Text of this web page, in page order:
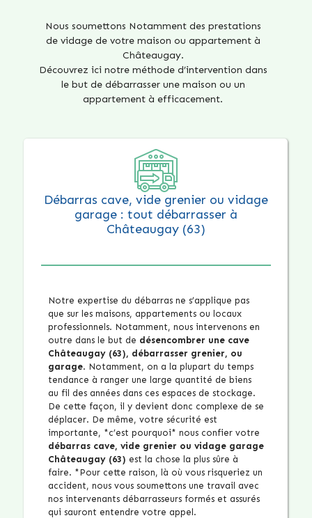
Nous soumettons Notamment des prestations
de vidage de votre maison ou appartement à
Châteaugay.
Découvrez ici notre méthode d’intervention dans
le but de débarrasser une maison ou un
appartement à efficacement.
Débarras cave, vide grenier ou vidage
garage : tout débarrasser à
Châteaugay (63)
Notre expertise du débarras ne s’applique pas
que sur les maisons, appartements ou locaux
professionnels. Notamment, nous intervenons en
outre dans le but de désencombrer une cave
Châteaugay (63), débarrasser grenier, ou
garage. Notamment, on a la plupart du temps
tendance à ranger une large quantité de biens
au fil des années dans ces espaces de stockage.
De cette façon, il y devient donc complexe de se
déplacer. De même, votre sécurité est
importante, *c’est pourquoi* nous confier votre
débarras cave, vide grenier ou vidage garage
Châteaugay (63) est la chose la plus sûre à
faire. *Pour cette raison, là où vous risqueriez un
accident, nous vous soumettons une travail avec
nos intervenants débarrasseurs formés et assurés
qui sauront entendre votre appel.